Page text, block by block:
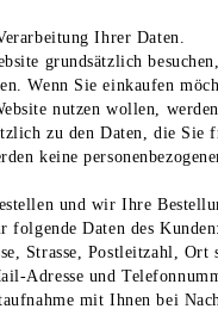
Ihrer Daten.
grundsätzlich
Wenn Sie einkaufen
nutzen wollen,
zu den Daten, die Sie
keine
und wir Ihre
folgende Daten des
Strasse, Postleitzahl, Ort
Adresse und
mit Ihnen bei